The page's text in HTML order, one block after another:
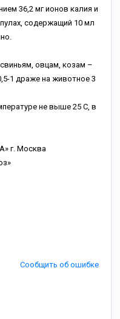
36,2 мг ионов калия и
содержащий 10 мл
овцам, козам –
1 драже на животное 3
не выше 25 С, в
г. Москва
Сообщить об ошибке